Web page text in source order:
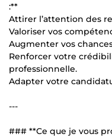
:**
Attirer l’attention des
Valoriser vos
Augmenter vos
Renforcer votre
professionnelle.
Adapter votre
---
### **Ce que je vous